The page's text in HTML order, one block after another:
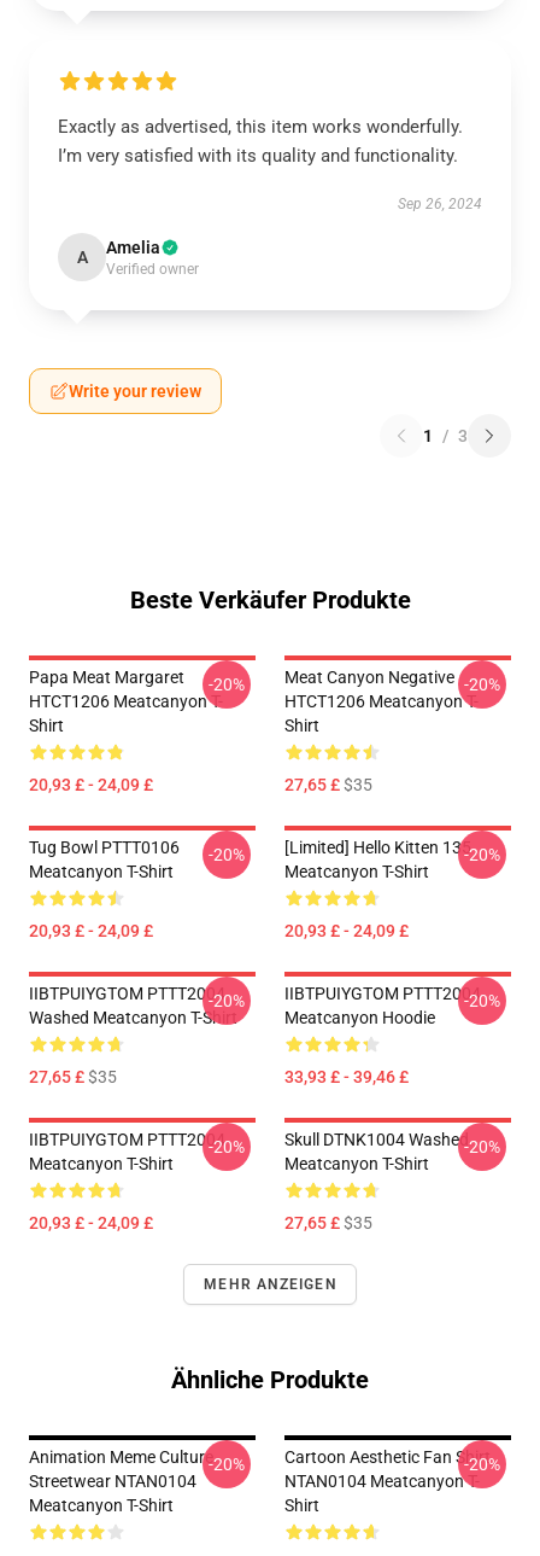
Exactly as advertised, this item works wonderfully.
I’m very satisfied with its quality and functionality.
Sep 26, 2024
A Amelia
Verified owner
Write your review
1 / 3
Beste Verkäufer Produkte
Papa Meat Margaret
HTCT1206 Meatcanyon T-
Shirt
20,93 £ - 24,09 £
-20%
Meat Canyon Negative
HTCT1206 Meatcanyon T-
Shirt
27,65 £$35
-20%
Tug Bowl PTTT0106
Meatcanyon T-Shirt
20,93 £ - 24,09 £
-20%
[Limited] Hello Kitten 135
Meatcanyon T-Shirt
20,93 £ - 24,09 £
-20%
IIBTPUIYGTOM PTTT2004
Washed Meatcanyon T-Shirt
27,65 £$35
-20%
IIBTPUIYGTOM PTTT2004
Meatcanyon Hoodie
33,93 £ - 39,46 £
-20%
IIBTPUIYGTOM PTTT2004
Meatcanyon T-Shirt
20,93 £ - 24,09 £
-20%
Skull DTNK1004 Washed
Meatcanyon T-Shirt
27,65 £$35
-20%
MEHR ANZEIGEN
Ähnliche Produkte
Animation Meme Culture
Streetwear NTAN0104
Meatcanyon T-Shirt
-20%
Cartoon Aesthetic Fan Shirt
NTAN0104 Meatcanyon T-
Shirt
-20%